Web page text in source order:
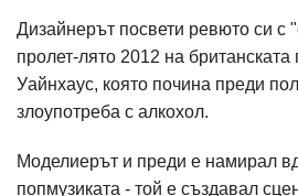
Дизайнерът посвети ревюто си с
пролет-лято 2012 на
Уайнхаус, която почина преди
злоупотреба с алкохол.
Моделиерът и преди е намирал
попмузиката - той е създавал